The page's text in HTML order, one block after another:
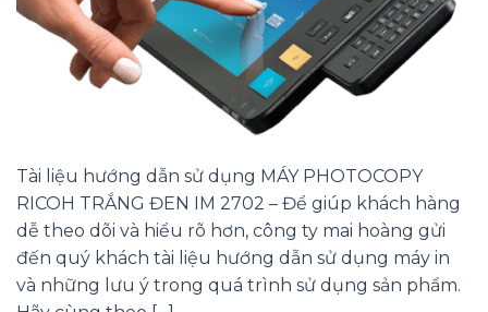
Tài liệu hướng dẫn sử dụng MÁY PHOTOCOPY
RICOH TRẮNG ĐEN IM 2702 – Để giúp khách hàng
dễ theo dõi và hiểu rõ hơn, công ty mai hoàng gửi
đến quý khách tài liệu hướng dẫn sử dụng máy in
và những lưu ý trong quá trình sử dụng sản phẩm.